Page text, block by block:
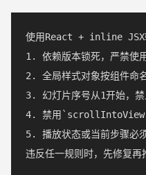
使用React + inline JSX输
1. 依赖版本锁死，严禁使
2. 全局样式对象按组件
3. 幻灯片序号从1开始，禁
4. 禁用
5. 播放状态或当前步骤必